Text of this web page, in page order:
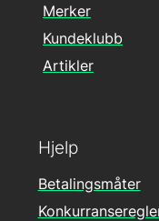
Hjelp
Betalingsmåter
Merker
Kundeklubb
Artikler